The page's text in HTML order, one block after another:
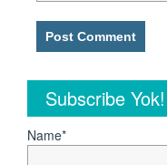
Subscribe Yok!
Name*